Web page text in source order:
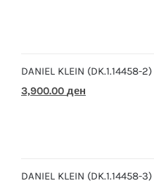
DANIEL KLEIN (DK.1.14458-2)
Original
3,900.00 ден
DANIEL KLEIN (DK.1.14458-3)